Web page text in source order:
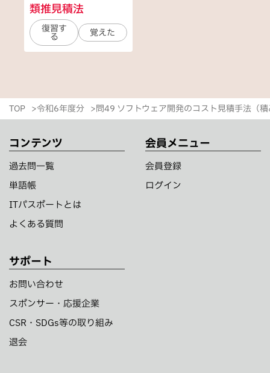
類推見積法
復習す
る 覚えた
TOP 令和6年度分 問49 ソフトウェア開発のコスト見積手法（
コンテンツ
過去問一覧
単語帳
ITパスポートとは
よくある質問
会員メニュー
会員登録
ログイン
サポート
お問い合わせ
スポンサー・応援企業
CSR・SDGs等の取り組み
退会